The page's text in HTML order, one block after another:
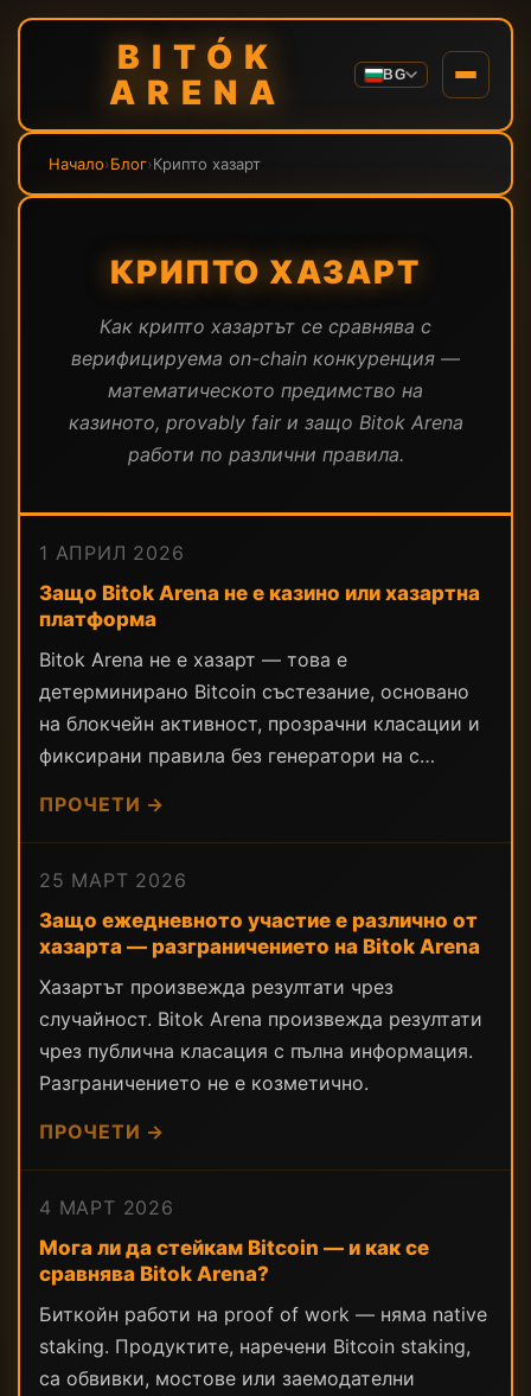
BITÓK
ARENA
BG
Начало›Блог›Крипто хазарт
КРИПТО ХАЗАРТ
Как крипто хазартът се сравнява с
верифицируема on-chain конкуренция —
математическото предимство на
казиното, provably fair и защо Bitok Arena
работи по различни правила.
1 АПРИЛ 2026
Защо Bitok Arena не е казино или хазартна
платформа
Bitok Arena не е хазарт — това е
детерминирано Bitcoin състезание, основано
на блокчейн активност, прозрачни класации и
фиксирани правила без генератори на с…
ПРОЧЕТИ →
25 МАРТ 2026
Защо ежедневното участие е различно от
хазарта — разграничението на Bitok Arena
Хазартът произвежда резултати чрез
случайност. Bitok Arena произвежда резултати
чрез публична класация с пълна информация.
Разграничението не е козметично.
ПРОЧЕТИ →
4 МАРТ 2026
Мога ли да стейкам Bitcoin — и как се
сравнява Bitok Arena?
Биткойн работи на proof of work — няма native
staking. Продуктите, наречени Bitcoin staking,
са обвивки, мостове или заемодателни